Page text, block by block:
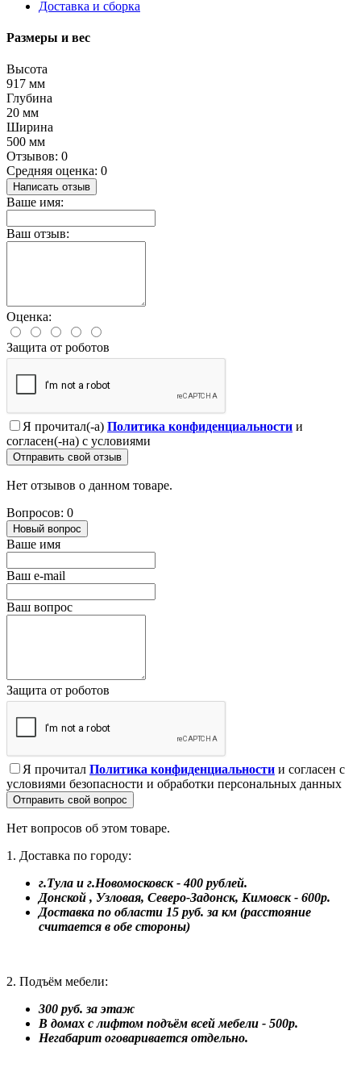
Доставка и сборка
Размеры и вес
Высота
917 мм
Глубина
20 мм
Ширина
500 мм
Отзывов: 0
Средняя оценка: 0
Написать отзыв
Ваше имя:
Ваш отзыв:
Оценка:
Защита от роботов
Я прочитал(-а) Политика конфиденциальности и
согласен(-на) с условиями
Отправить свой отзыв
Нет отзывов о данном товаре.
Вопросов: 0
Новый вопрос
Ваше имя
Ваш e-mail
Ваш вопрос
Защита от роботов
Я прочитал Политика конфиденциальности и согласен с
условиями безопасности и обработки персональных данных
Отправить свой вопрос
Нет вопросов об этом товаре.
1. Доставка по городу:
г.Тула и г.Новомосковск - 400 рублей.
Донской , Узловая, Северо-Задонск, Кимовск - 600р.
Доставка по области 15 руб. за км (расстояние
считается в обе стороны)
2. Подъём мебели:
300 руб. за этаж
В домах с лифтом подъём всей мебели - 500р.
Негабарит оговаривается отдельно.